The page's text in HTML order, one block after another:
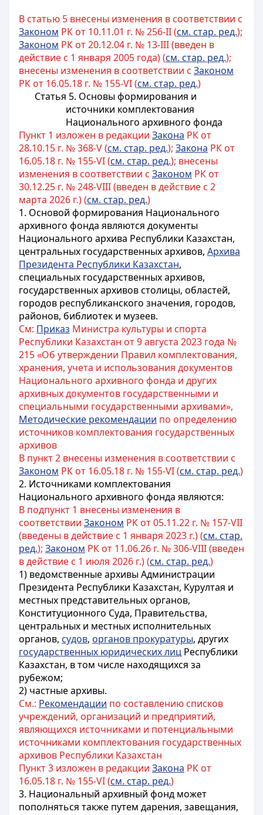
В статью 5 внесены изменения в соответствии с
Законом РК от 10.11.01 г. № 256-II (см. стар. ред.);
Законом РК от 20.12.04 г. № 13-III (введен в
действие с 1 января 2005 года) (см. стар. ред.);
внесены изменения в соответствии с Законом
РК от 16.05.18 г. № 155-VI (см. стар. ред.)
Статья 5. Основы формирования и
источники комплектования
Национального архивного фонда
Пункт 1 изложен в редакции Закона РК от
28.10.15 г. № 368-V (см. стар. ред.); Закона РК от
16.05.18 г. № 155-VI (см. стар. ред.); внесены
изменения в соответствии с Законом РК от
30.12.25 г. № 248-VIII (введен в действие с 2
марта 2026 г.) (см. стар. ред.)
1. Основой формирования Национального
архивного фонда являются документы
Национального архива Республики Казахстан,
центральных государственных архивов, Архива
Президента Республики Казахстан,
специальных государственных архивов,
государственных архивов столицы, областей,
городов республиканского значения, городов,
районов, библиотек и музеев.
См: Приказ Министра культуры и спорта
Республики Казахстан от 9 августа 2023 года №
215 «Об утверждении Правил комплектования,
хранения, учета и использования документов
Национального архивного фонда и других
архивных документов государственными и
специальными государственными архивами»,
Методические рекомендации по определению
источников комплектования государственных
архивов
В пункт 2 внесены изменения в соответствии с
Законом РК от 16.05.18 г. № 155-VI (см. стар. ред.)
2. Источниками комплектования
Национального архивного фонда являются:
В подпункт 1 внесены изменения в
соответствии Законом РК от 05.11.22 г. № 157-VII
(введены в действие с 1 января 2023 г.) (см. стар.
ред.); Законом РК от 11.06.26 г. № 306-VIII (введен
в действие с 1 июля 2026 г.) (см. стар. ред.)
1) ведомственные архивы Администрации
Президента Республики Казахстан, Курултая и
местных представительных органов,
Конституционного Суда, Правительства,
центральных и местных исполнительных
органов, судов, органов прокуратуры, других
государственных юридических лиц Республики
Казахстан, в том числе находящихся за
рубежом;
2) частные архивы.
См.: Рекомендации по составлению списков
учреждений, организаций и предприятий,
являющихся источниками и потенциальными
источниками комплектования государственных
архивов Республики Казахстан
Пункт 3 изложен в редакции Закона РК от
16.05.18 г. № 155-VI (см. стар. ред.)
3. Национальный архивный фонд может
пополняться также путем дарения, завещания,